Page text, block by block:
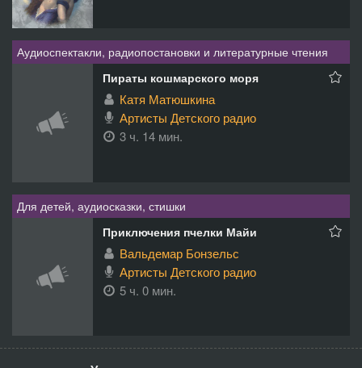
Аудиоспектакли, радиопостановки и литературные чтения
Пираты кошмарского моря
Катя Матюшкина
Артисты Детского радио
3 ч. 14 мин.
Для детей, аудиосказки, стишки
Приключения пчелки Майи
Вальдемар Бонзельс
Артисты Детского радио
5 ч. 0 мин.